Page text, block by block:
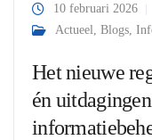
10 februari 2026
Actueel, Blogs,
Het nieuwe
én